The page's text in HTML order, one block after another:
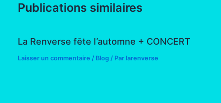
Publications similaires
La Renverse fête l’automne + CONCERT
Laisser un commentaire / Blog / Par larenverse